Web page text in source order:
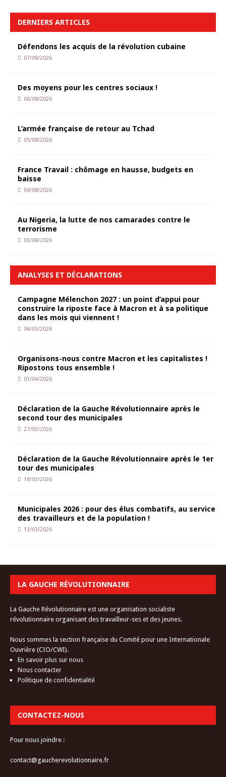
DERNIERS ARTICLES
Défendons les acquis de la révolution cubaine
07/08/2026
Des moyens pour les centres sociaux !
06/08/2026
L’armée française de retour au Tchad
05/08/2026
France Travail : chômage en hausse, budgets en
baisse
04/08/2026
Au Nigeria, la lutte de nos camarades contre le
terrorisme
03/08/2026
ANALYSES ET DÉCLARATIONS
Campagne Mélenchon 2027 : un point d’appui pour
construire la riposte face à Macron et à sa politique
dans les mois qui viennent !
06/05/2026
Organisons-nous contre Macron et les capitalistes !
Ripostons tous ensemble !
03/04/2026
Déclaration de la Gauche Révolutionnaire après le
second tour des municipales
27/03/2026
Déclaration de la Gauche Révolutionnaire après le 1er
tour des municipales
18/03/2026
Municipales 2026 : pour des élus combatifs, au service
des travailleurs et de la population !
13/03/2026
LA GAUCHE RÉVOLUTIONNAIRE
La Gauche Révolutionnaire est une organisation socialiste
révolutionnaire organisant des travailleur-ses et des jeunes.
Nous sommes la section française du Comité pour une Internationale
Ouvrière (CIO/CWI).
En savoir plus sur nous
Nous contacter
Politique de confidentialité
CONTACTEZ-NOUS
Pour nous joindre :
contact@gaucherevolutionnaire.fr